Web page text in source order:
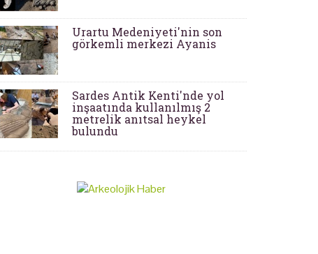
Urartu Medeniyeti'nin son
görkemli merkezi Ayanis
Sardes Antik Kenti'nde yol
inşaatında kullanılmış 2
metrelik anıtsal heykel
bulundu